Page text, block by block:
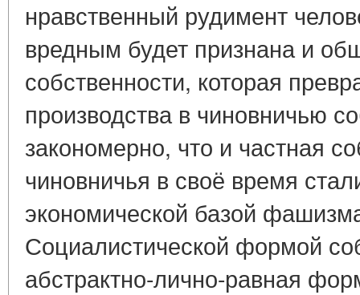
нравственный рудимент
вредным будет признана и
собственности, которая
производства в чиновничью
закономерно, что и частная
чиновничья в своё время
экономической базой
Социалистической формой
абстрактно-лично-равная